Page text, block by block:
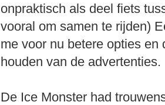
onpraktisch als deel fiets
vooral om samen te rijden)
me voor nu betere opties
houden van de advertenties.
De Ice Monster had